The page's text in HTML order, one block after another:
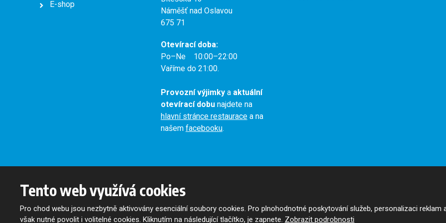
E-shop
Náměšť nad Oslavou
675 71
Otevírací doba:
Po–Ne 10:00–22:00
Vaříme do 21:00.
Provozní výjimkya aktuální
otevírací dobunajdete na
hlavní stránce restauracea na
našem facebooku.
© 2026, Oslavan, a.s. - všechna práva vyhrazena
Mapa stránek| Podmínky použití
Tento web je chráněn pomocí Google ReCAPTCHA a platí pro něj zásady ochrany osobních údajů a smluvní
Tento web využívá cookies
Pro chod webu jsou nezbytně aktivovány esenciální soubory cookies. Pro plnohodnotné poskytování služeb, personalizaci reklam
však nutné povolit i volitelné cookies. Kliknutím na následující tlačítko, je zapnete. Zobrazit podrobnosti